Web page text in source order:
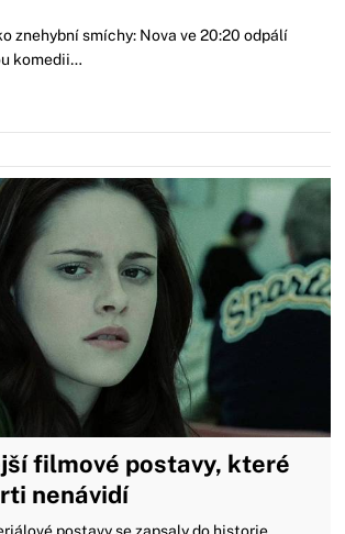
znehybní smíchy: Nova ve 20:20 odpálí
komedii…
filmové postavy, které
nenávidí